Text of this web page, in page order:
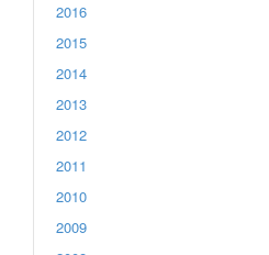
2016
2015
2014
2013
2012
2011
2010
2009